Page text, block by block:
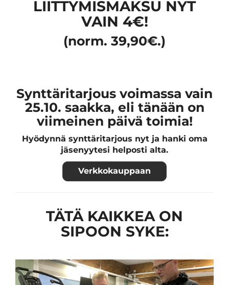
LIITTYMISMAKSU NYT
VAIN 4€!
(norm. 39,90€.)
Synttäritarjous voimassa vain
25.10. saakka, eli tänään on
viimeinen päivä toimia!
Hyödynnä synttäritarjous nyt ja hanki oma
jäsenyytesi helposti alta.
Verkkokauppaan
TÄTÄ KAIKKEA ON
SIPOON SYKE: